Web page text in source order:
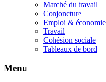
Marché du travail
Conjoncture
Emploi & économie
Travail
Cohésion sociale
Tableaux de bord
Menu